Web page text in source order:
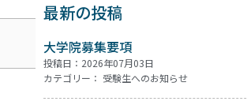
最新の投稿
大学院募集要項
投稿日：2026年07月03日
カテゴリー： 受験生へのお知らせ